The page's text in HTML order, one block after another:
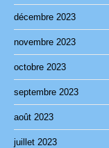
décembre 2023
novembre 2023
octobre 2023
septembre 2023
août 2023
juillet 2023